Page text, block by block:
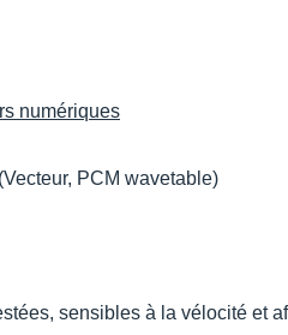
numériques
PCM wavetable)
sensibles à la vélocité et